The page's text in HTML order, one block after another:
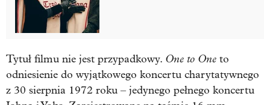
Tytuł filmu nie jest przypadkowy. One to One to
odniesienie do wyjątkowego koncertu charytatywnego
z 30 sierpnia 1972 roku – jedynego pełnego koncertu